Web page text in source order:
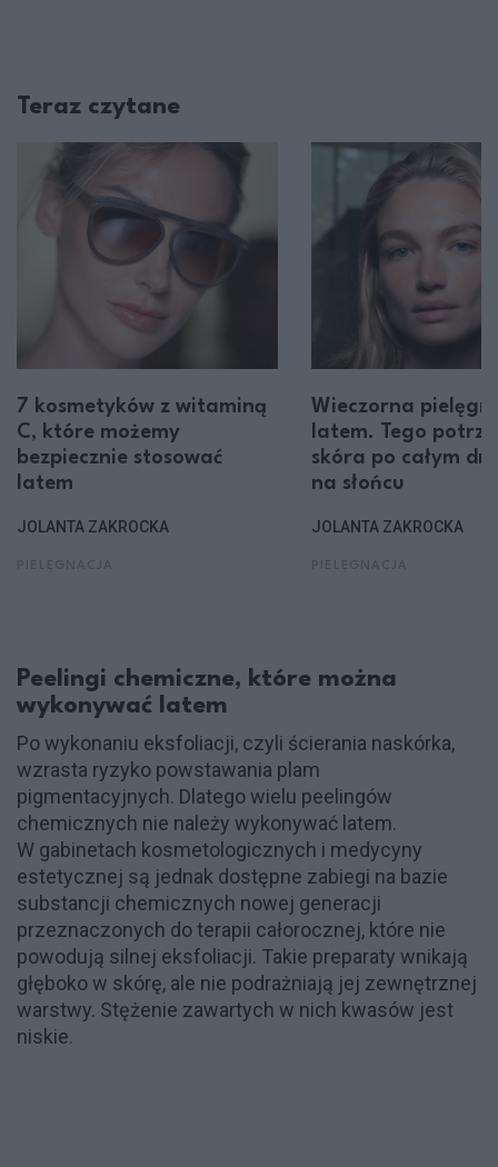
Teraz czytane
7 kosmetyków z witaminą
C, które możemy
bezpiecznie stosować
latem
JOLANTA ZAKROCKA
Wieczorna
latem. Tego
skóra po całym
na słońcu
JOLANTA ZAKROCKA
Peelingi chemiczne, które można
wykonywać latem
Po wykonaniu eksfoliacji, czyli ścierania naskórka,
wzrasta ryzyko powstawania plam
pigmentacyjnych. Dlatego wielu peelingów
chemicznych nie należy wykonywać latem.
W gabinetach kosmetologicznych i medycyny
estetycznej są jednak dostępne zabiegi na bazie
substancji chemicznych nowej generacji
przeznaczonych do terapii całorocznej, które nie
powodują silnej eksfoliacji. Takie preparaty wnikają
głęboko w skórę, ale nie podrażniają jej zewnętrznej
warstwy. Stężenie zawartych w nich kwasów jest
niskie.